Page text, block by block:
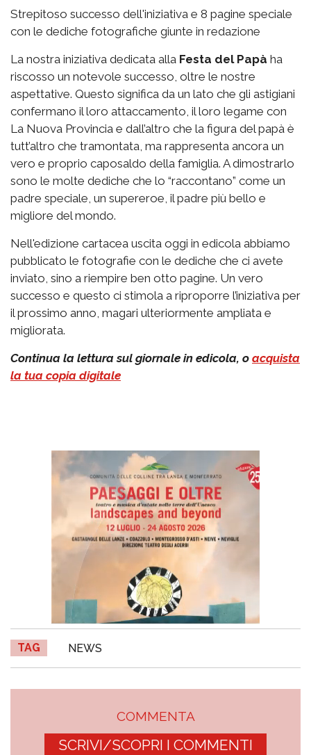
Strepitoso successo dell'iniziativa e 8 pagine speciale
con le dediche fotografiche giunte in redazione
La nostra iniziativa dedicata alla Festa del Papà ha
riscosso un notevole successo, oltre le nostre
aspettative. Questo significa da un lato che gli astigiani
confermano il loro attaccamento, il loro legame con
La Nuova Provincia e dall’altro che la figura del papà è
tutt’altro che tramontata, ma rappresenta ancora un
vero e proprio caposaldo della famiglia. A dimostrarlo
sono le molte dediche che lo “raccontano” come un
padre speciale, un supereroe, il padre più bello e
migliore del mondo.
Nell'edizione cartacea uscita oggi in edicola abbiamo
pubblicato le fotografie con le dediche che ci avete
inviato, sino a riempire ben otto pagine. Un vero
successo e questo ci stimola a riproporre l’iniziativa per
il prossimo anno, magari ulteriormente ampliata e
migliorata.
Continua la lettura sul giornale in edicola, o acquista
la tua copia digitale
TAG NEWS
COMMENTA
SCRIVI/SCOPRI I COMMENTI